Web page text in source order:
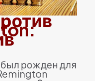
рожден для